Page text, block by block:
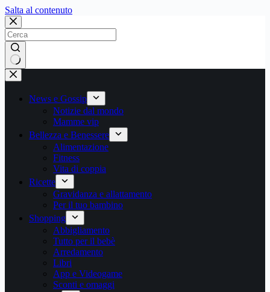
Salta al contenutoSalta
contenuto
Nessun
risultato
News e Gossip
Notizie dal mondo
Mamme vip
Bellezza e Benessere
Alimentazione
Fitness
Vita di coppia
Ricette
Gravidanza e allattamento
Per il tuo bambino
Shopping
Abbigliamento
Tutto per il bebè
Arredamento
Libri
App e Videogame
Sconti e omaggi